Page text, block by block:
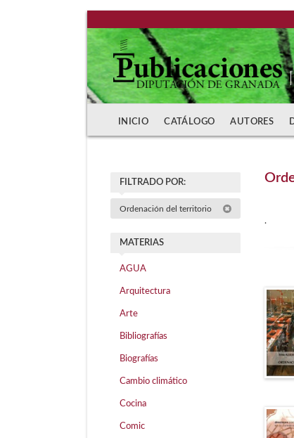
INICIO CATÁLOGO AUTORES
FILTRADO POR:
Ordenación del territorio
MATERIAS
AGUA
Arquitectura
Arte
Bibliografías
Biografías
Cambio climático
Cocina
Comic
.